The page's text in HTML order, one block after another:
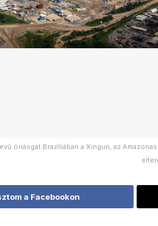
óriásgát Brazíliában a Xingun, az
a Facebookon